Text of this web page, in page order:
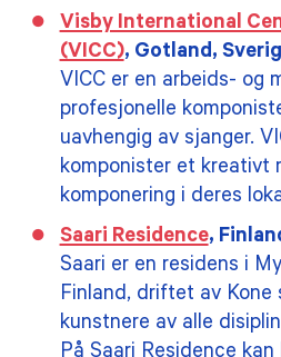
Visby International
(VICC), Gotland,
VICC er en arbeids- og
profesjonelle
uavhengig av sjanger.
komponister et kreativt
komponering i deres
Saari Residence,
Saari er en residens i
Finland, driftet av
kunstnere av alle